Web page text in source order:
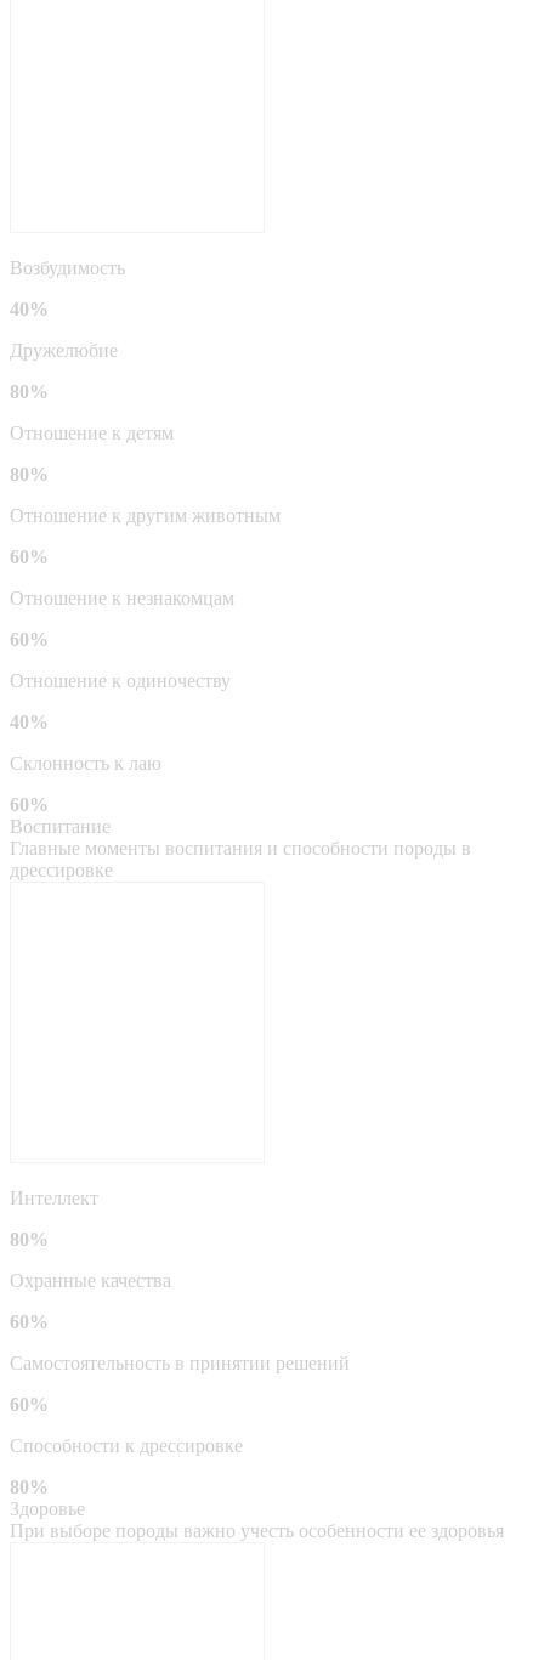
Возбудимость
40%
Дружелюбие
80%
Отношение к детям
80%
Отношение к другим животным
60%
Отношение к незнакомцам
60%
Отношение к одиночеству
40%
Склонность к лаю
60%
Воспитание
Главные моменты воспитания и способности породы в
дрессировке
Интеллект
80%
Охранные качества
60%
Самостоятельность в принятии решений
60%
Способности к дрессировке
80%
Здоровье
При выборе породы важно учесть особенности ее здоровья